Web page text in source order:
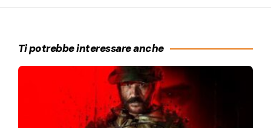
Ti potrebbe interessare anche